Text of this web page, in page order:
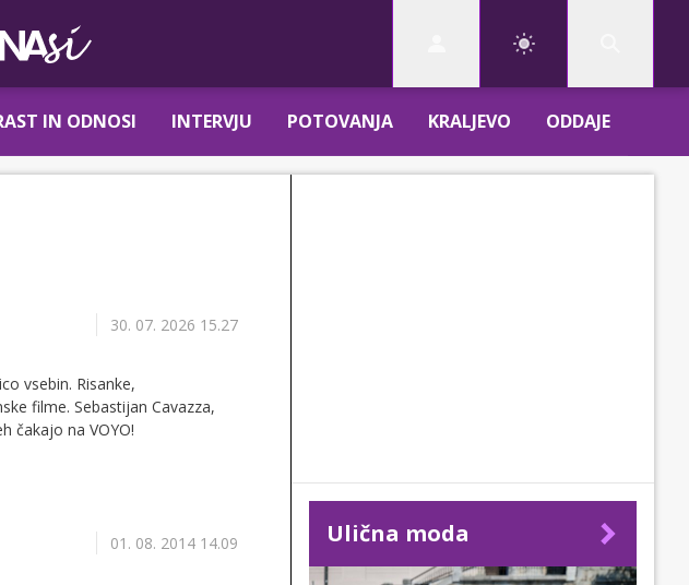
IN ODNOSI INTERVJU POTOVANJA KRALJEVO ODDAJE
30. 07. 2026 15.27
vsebin. Risanke,
filme. Sebastijan Cavazza,
čakajo na VOYO!
01. 08. 2014 14.09 Ulična moda